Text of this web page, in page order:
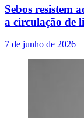
Sebos resistem
a circulação de
7 de junho de 2026